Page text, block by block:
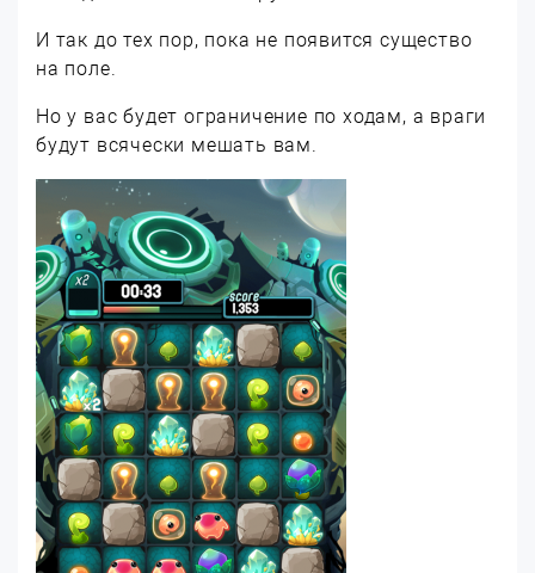
И так до тех пор, пока не появится существо
на поле.
Но у вас будет ограничение по ходам, а враги
будут всячески мешать вам.